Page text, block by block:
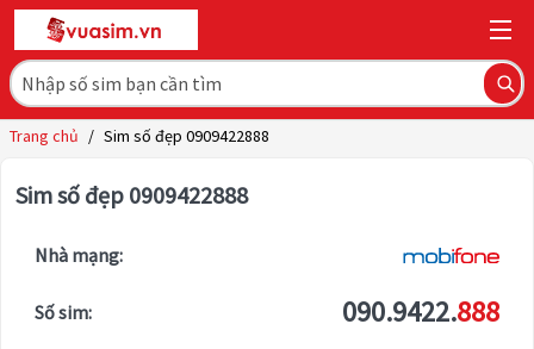
Trang chủ / Sim số đẹp 0909422888
Sim số đẹp 0909422888
Nhà mạng:
Số sim: 090.9422.888